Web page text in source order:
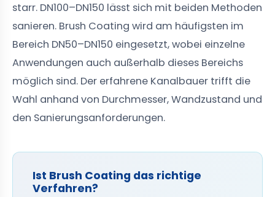
starr. DN100–DN150 lässt sich mit beiden Methoden
sanieren. Brush Coating wird am häufigsten im
Bereich DN50–DN150 eingesetzt, wobei einzelne
Anwendungen auch außerhalb dieses Bereichs
möglich sind. Der erfahrene Kanalbauer trifft die
Wahl anhand von Durchmesser, Wandzustand und
den Sanierungsanforderungen.
Ist Brush Coating das richtige
Verfahren?